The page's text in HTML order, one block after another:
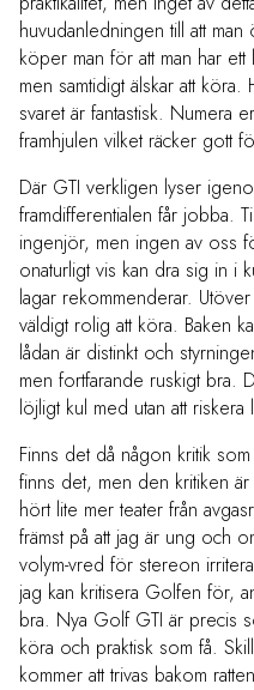
huvudanledningen till att
köper man för att man har
men samtidigt älskar att
svaret är fantastisk. Numera
framhjulen vilket räcker gott
Där GTI verkligen lyser
framdifferentialen får jobba.
ingenjör, men ingen av oss
onaturligt vis kan dra sig in i
lagar rekommenderar.
väldigt rolig att köra. Baken
lådan är distinkt och
men fortfarande ruskigt bra.
löjligt kul med utan att
Finns det då någon kritik
finns det, men den kritiken är
hört lite mer teater från
främst på att jag är ung och
volym-vred för stereon
jag kan kritisera Golfen för,
bra. Nya Golf GTI är precis
köra och praktisk som få.
kommer att trivas bakom